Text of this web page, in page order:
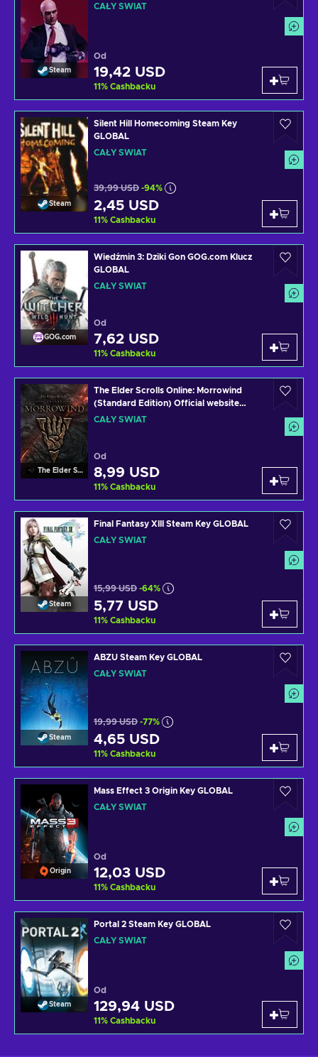
Steam
CAŁY ŚWIAT
Od
19,42 USD
11% Cashbacku
Steam
Silent Hill Homecoming Steam Key
GLOBAL
CAŁY ŚWIAT
39,99 USD -94%
2,45 USD
11% Cashbacku
GOG.com
Wiedźmin 3: Dziki Gon GOG.com Klucz
GLOBAL
CAŁY ŚWIAT
Od
7,62 USD
11% Cashbacku
The Elder Scrolls Online
The Elder Scrolls Online: Morrowind
(Standard Edition) Official website
Klucz GLOBAL
CAŁY ŚWIAT
Od
8,99 USD
11% Cashbacku
Steam
Final Fantasy XIII Steam Key GLOBAL
CAŁY ŚWIAT
15,99 USD -64%
5,77 USD
11% Cashbacku
Steam
ABZU Steam Key GLOBAL
CAŁY ŚWIAT
19,99 USD -77%
4,65 USD
11% Cashbacku
Origin
Mass Effect 3 Origin Key GLOBAL
CAŁY ŚWIAT
Od
12,03 USD
11% Cashbacku
Steam
Portal 2 Steam Key GLOBAL
CAŁY ŚWIAT
Od
129,94 USD
11% Cashbacku